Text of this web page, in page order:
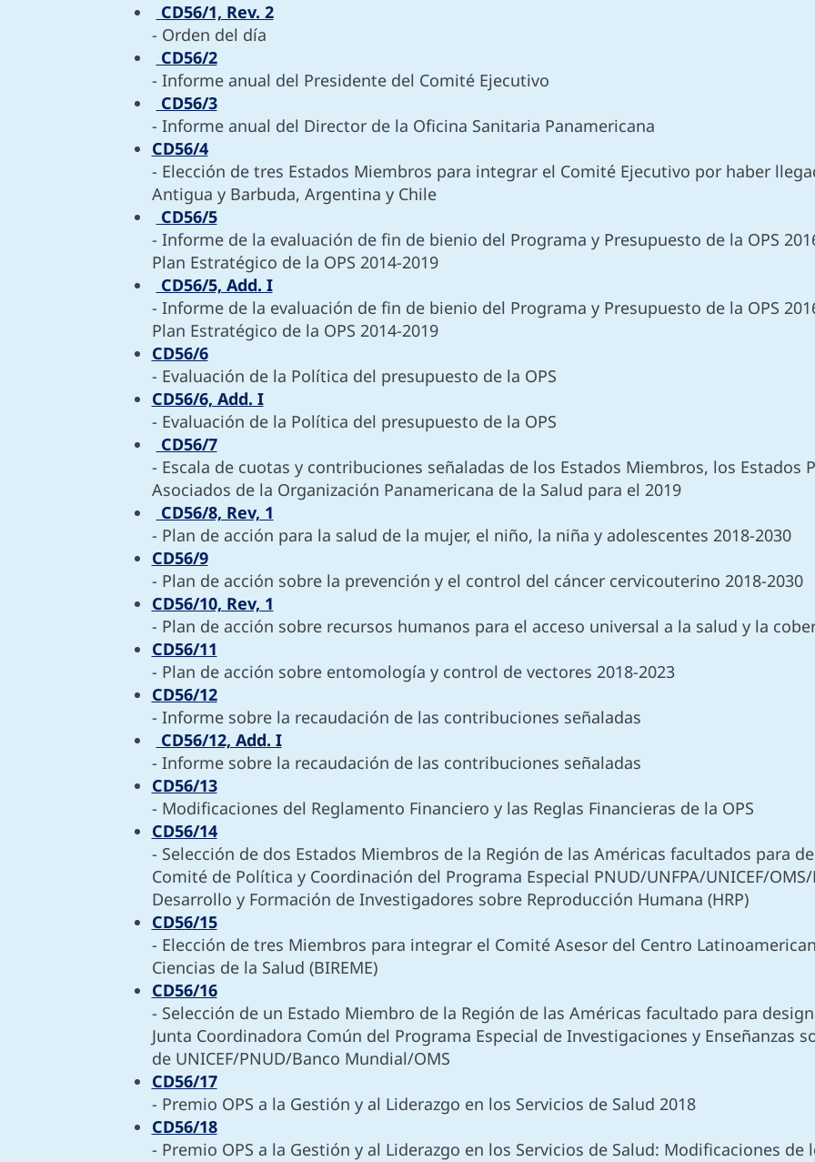
CD56/1, Rev. 2
- Orden del día
CD56/2
- Informe anual del Presidente del Comité Ejecutivo
CD56/3
- Informe anual del Director de la Oficina Sanitaria Panamericana
CD56/4
- Elección de tres Estados Miembros para integrar el Comité Ejecutivo por haber
Antigua y Barbuda, Argentina y Chile
CD56/5
- Informe de la evaluación de fin de bienio del Programa y Presupuesto de la OPS
Plan Estratégico de la OPS 2014-2019
CD56/5, Add. I
- Informe de la evaluación de fin de bienio del Programa y Presupuesto de la OPS
Plan Estratégico de la OPS 2014-2019
CD56/6
- Evaluación de la Política del presupuesto de la OPS
CD56/6, Add. I
- Evaluación de la Política del presupuesto de la OPS
CD56/7
- Escala de cuotas y contribuciones señaladas de los Estados Miembros, los Estados
Asociados de la Organización Panamericana de la Salud para el 2019
CD56/8, Rev, 1
- Plan de acción para la salud de la mujer, el niño, la niña y adolescentes 2018-2030
CD56/9
- Plan de acción sobre la prevención y el control del cáncer cervicouterino 2018-2030
CD56/10, Rev, 1
- Plan de acción sobre recursos humanos para el acceso universal a la salud y la
CD56/11
- Plan de acción sobre entomología y control de vectores 2018-2023
CD56/12
- Informe sobre la recaudación de las contribuciones señaladas
CD56/12, Add. I
- Informe sobre la recaudación de las contribuciones señaladas
CD56/13
- Modificaciones del Reglamento Financiero y las Reglas Financieras de la OPS
CD56/14
- Selección de dos Estados Miembros de la Región de las Américas facultados para
Comité de Política y Coordinación del Programa Especial PNUD/UNFPA/UNICEF/
Desarrollo y Formación de Investigadores sobre Reproducción Humana (HRP)
CD56/15
- Elección de tres Miembros para integrar el Comité Asesor del Centro
Ciencias de la Salud (BIREME)
CD56/16
- Selección de un Estado Miembro de la Región de las Américas facultado para
Junta Coordinadora Común del Programa Especial de Investigaciones y Enseñanzas
de UNICEF/PNUD/Banco Mundial/OMS
CD56/17
- Premio OPS a la Gestión y al Liderazgo en los Servicios de Salud 2018
CD56/18
- Premio OPS a la Gestión y al Liderazgo en los Servicios de Salud: Modificaciones